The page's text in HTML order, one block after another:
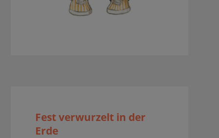
Fest verwurzelt in der
Erde